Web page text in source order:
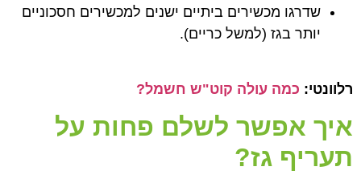
שדרגו מכשירים ביתיים ישנים למכשירים חסכוניים
יותר בגז (למשל כריים).
רלוונטי: כמה עולה קוט"ש חשמל?
איך אפשר לשלם פחות על
תעריף גז?